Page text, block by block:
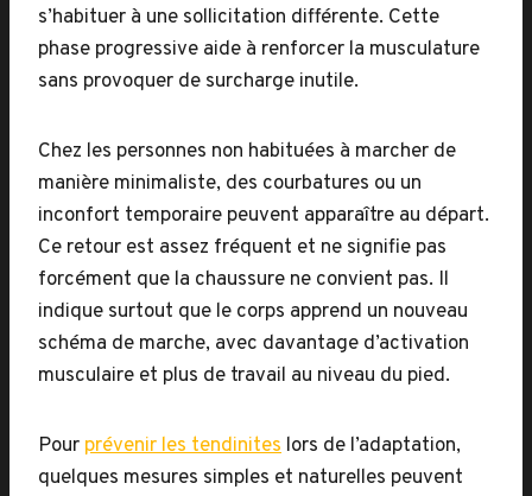
s’habituer à une sollicitation différente. Cette
phase progressive aide à renforcer la musculature
sans provoquer de surcharge inutile.
Chez les personnes non habituées à marcher de
manière minimaliste, des courbatures ou un
inconfort temporaire peuvent apparaître au départ.
Ce retour est assez fréquent et ne signifie pas
forcément que la chaussure ne convient pas. Il
indique surtout que le corps apprend un nouveau
schéma de marche, avec davantage d’activation
musculaire et plus de travail au niveau du pied.
Pour prévenir les tendinites lors de l’adaptation,
quelques mesures simples et naturelles peuvent